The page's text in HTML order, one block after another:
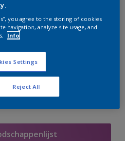
Bereken
mogelijk dit product online
in de gaten, we werken
aan te vullen.
you agree to the storing of cookies
navigation, analyze site usage, and
Info
Settings
Reject All